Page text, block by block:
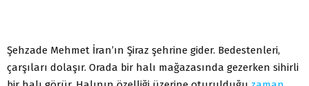
Şehzade Mehmet İran’ın Şiraz şehrine gider. Bedestenleri,
çarşıları dolaşır. Orada bir halı mağazasında gezerken sihirli